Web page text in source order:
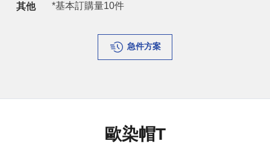
其他 *基本訂購量10件
急件方案
歐染帽T